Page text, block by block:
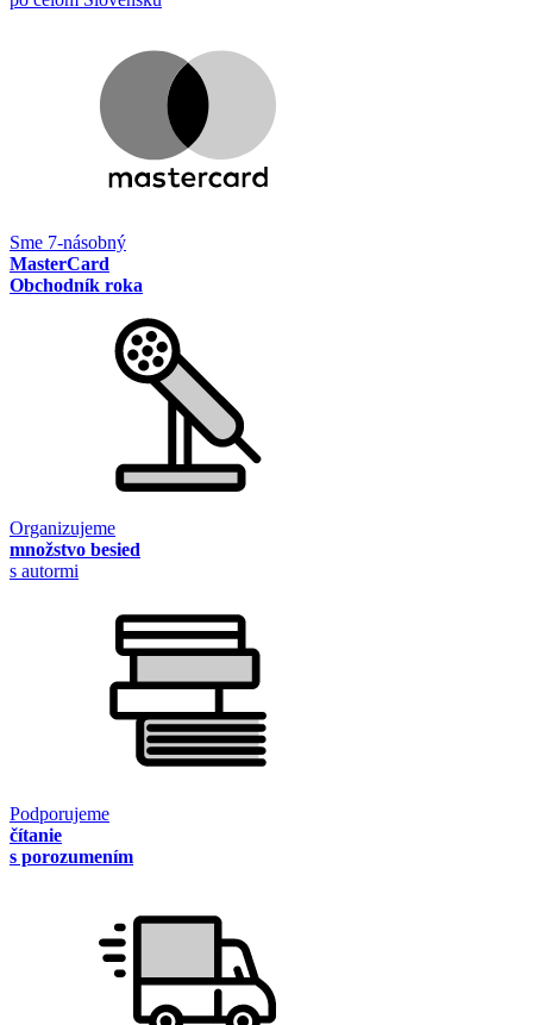
Sme 7-násobný
MasterCard
Obchodník roka
Organizujeme
množstvo besied
s autormi
Podporujeme
čítanie
s porozumením